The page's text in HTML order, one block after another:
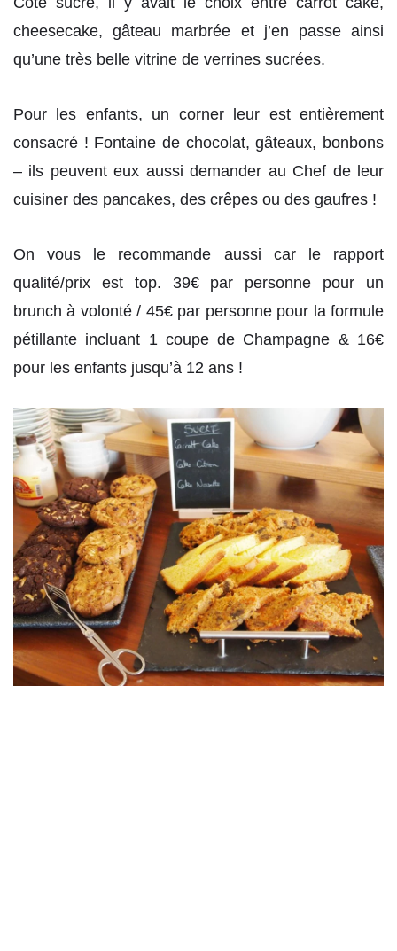
cheesecake, gâteau marbrée et j’en passe ainsi
qu’une très belle vitrine de verrines sucrées.
Pour les enfants, un corner leur est entièrement
consacré ! Fontaine de chocolat, gâteaux, bonbons
– ils peuvent eux aussi demander au Chef de leur
cuisiner des pancakes, des crêpes ou des gaufres !
On vous le recommande aussi car le rapport
qualité/prix est top. 39€ par personne pour un
brunch à volonté / 45€ par personne pour la formule
pétillante incluant 1 coupe de Champagne & 16€
pour les enfants jusqu’à 12 ans !